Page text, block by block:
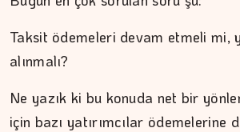
Taksit ödemeleri devam etmeli mi,
alınmalı?
Ne yazık ki bu konuda net bir
için bazı yatırımcılar ödemelerine
DR. TANER EKİNCİ
Kadim tıptan günümüze…